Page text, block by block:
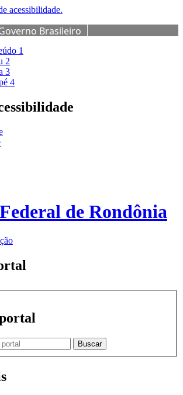
acessibilidade.
Brasileiro
1
2
3
4
de Rondônia
Buscar